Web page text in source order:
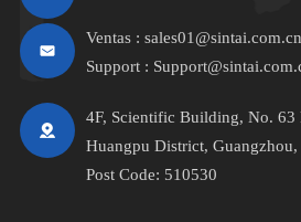
Ventas : sales01@sintai.com.cn
Support :
4F, Scientific Building, No. 63
Huangpu District, Guangzhou,
Post Code: 510530